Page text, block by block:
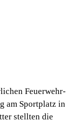
Feuerwehr-
am Sportplatz in
stellten die